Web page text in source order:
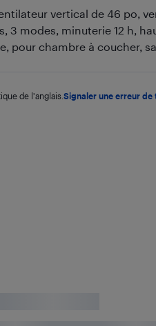
vertical de 46 po,
3 modes, minuterie 12 h,
pour chambre à coucher,
de l'anglais. Signaler une erreur de